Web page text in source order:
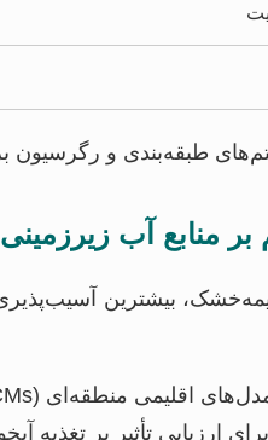
طبقه‌بندی و
بیشترین آسیب‌پذیری را